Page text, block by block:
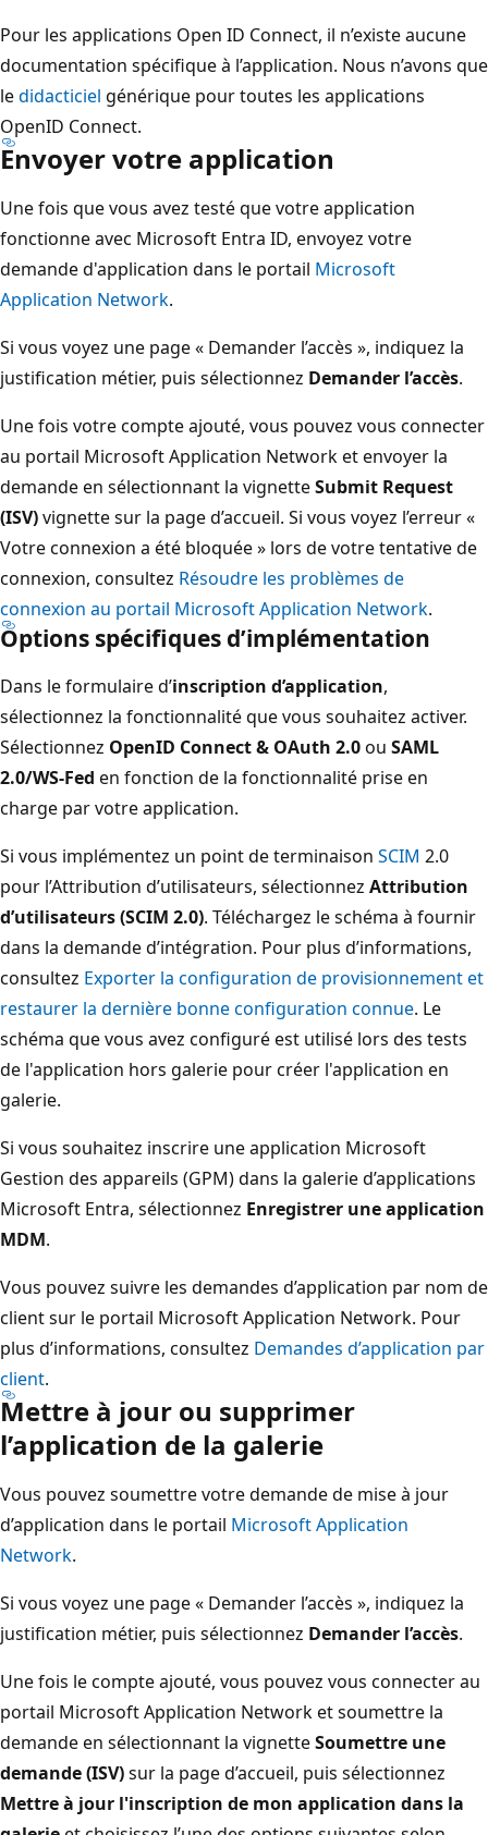
Pour les applications Open ID Connect, il n’existe aucune
documentation spécifique à l’application. Nous n’avons que
ledidacticiel générique pour toutes les applications
OpenID Connect.
Envoyer votre application
Une fois que vous avez testé que votre application
fonctionne avec Microsoft Entra ID, envoyez votre
demande d'application dans le portail Microsoft
Application Network.
Si vous voyez une page « Demander l’accès », indiquez la
justification métier, puis sélectionnez Demander l’accès.
Une fois votre compte ajouté, vous pouvez vous connecter
au portail Microsoft Application Network et envoyer la
demande en sélectionnant la vignetteSubmit Request
(ISV)vignette sur la page d’accueil. Si vous voyez l’erreur «
Votre connexion a été bloquée » lors de votre tentative de
connexion, consultez Résoudre les problèmes de
connexion au portail Microsoft Application Network.
Options spécifiques d’implémentation
Dans le formulaire d’inscription d’application,
sélectionnez la fonctionnalité que vous souhaitez activer.
Sélectionnez OpenID Connect & OAuth 2.0ou SAML
2.0/WS-Fed en fonction de la fonctionnalité prise en
charge par votre application.
Si vous implémentez un point de terminaison SCIM 2.0
pour l’Attribution d’utilisateurs, sélectionnez Attribution
d’utilisateurs (SCIM 2.0). Téléchargez le schéma à fournir
dans la demande d’intégration. Pour plus d’informations,
consultez Exporter la configuration de provisionnement et
restaurer la dernière bonne configuration connue. Le
schéma que vous avez configuré est utilisé lors des tests
de l'application hors galerie pour créer l'application en
galerie.
Si vous souhaitez inscrire une application Microsoft
Gestion des appareils (GPM) dans la galerie d’applications
Microsoft Entra, sélectionnez Enregistrer une application
MDM.
Vous pouvez suivre les demandes d’application par nom de
client sur le portail Microsoft Application Network. Pour
plus d’informations, consultez Demandes d’application par
client.
Mettre à jour ou supprimer
l’application de la galerie
Vous pouvez soumettre votre demande de mise à jour
d’application dans le portail Microsoft Application
Network.
Si vous voyez une page « Demander l’accès », indiquez la
justification métier, puis sélectionnez Demander l’accès.
Une fois le compte ajouté, vous pouvez vous connecter au
portail Microsoft Application Network et soumettre la
demande en sélectionnant la vignetteSoumettre une
demande (ISV)sur la page d’accueil, puis sélectionnez
Mettre à jour l'inscription de mon application dans la